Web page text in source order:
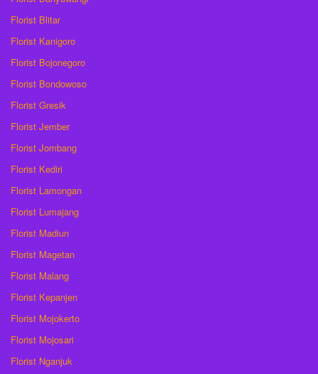
Florist Blitar
Florist Kanigoro
Florist Bojonegoro
Florist Bondowoso
Florist Gresik
Florist Jember
Florist Jombang
Florist Kediri
Florist Lamongan
Florist Lumajang
Florist Madiun
Florist Magetan
Florist Malang
Florist Kepanjen
Florist Mojokerto
Florist Mojosari
Florist Nganjuk